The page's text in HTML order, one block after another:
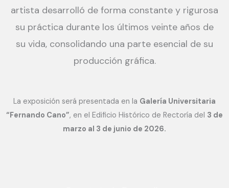
artista desarrolló de forma constante y rigurosa
su práctica durante los últimos veinte años de
su vida, consolidando una parte esencial de su
producción gráfica.
La exposición será presentada en la Galería Universitaria
“Fernando Cano”, en el Edificio Histórico de Rectoría del 3 de
marzo al 3 de junio de 2026.